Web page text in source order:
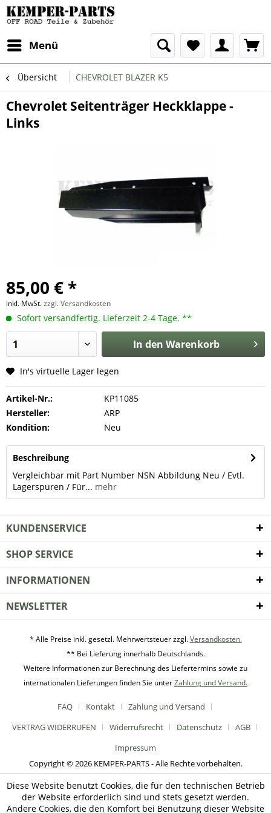
Menü
Übersicht CHEVROLET BLAZER K5
Chevrolet Seitenträger Heckklappe -
Links
85,00 € *
inkl. MwSt.zzgl. Versandkosten
Sofort versandfertig. Lieferzeit 2-4 Tage. **
In den Warenkorb
In's virtuelle Lager legen
Artikel-Nr.:
KP11085
Hersteller:
ARP
Kondition:
Neu
Beschreibung
Vergleichbar mit Part Number NSN Abbildung Neu / Evtl.
Lagerspuren / Für... mehr
KUNDENSERVICE
SHOP SERVICE
INFORMATIONEN
NEWSLETTER
* Alle Preise inkl. gesetzl. Mehrwertsteuer zzgl.Versandkosten.
** Bei Lieferung innerhalb Deutschlands.
Weitere Informationen zur Berechnung des Liefertermins sowie zu
internationalen Lieferungen finden Sie unterZahlung und Versand.
FAQ Kontakt
Zahlung und Versand
VERTRAG WIDERRUFEN
Widerrufsrecht Datenschutz
AGB
Impressum
Copyright © 2026 KEMPER-PARTS - Alle Rechte vorbehalten.
Diese Website benutzt Cookies, die für den technischen Betrieb
der Website erforderlich sind und stets gesetzt werden.
Andere Cookies, die den Komfort bei Benutzung dieser Website